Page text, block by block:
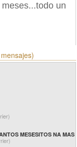
un
MESESITOS NA MAS